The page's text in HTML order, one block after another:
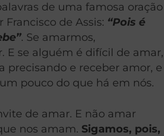
de uma famosa oração
de Assis: “Pois é
. Se amarmos,
E se alguém é difícil de amar,
precisando e receber amor, e
pouco do que há em nós.
de amar. E não amar
nos amam. Sigamos, pois,